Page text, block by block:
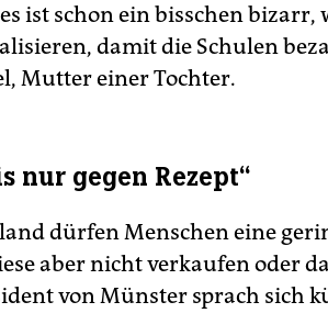
ist schon ein bisschen bizarr,
damit die Schulen
Mutter einer Tochter.
nur gegen Rezept“
dürfen Menschen eine
aber nicht verkaufen oder
von Münster sprach sich